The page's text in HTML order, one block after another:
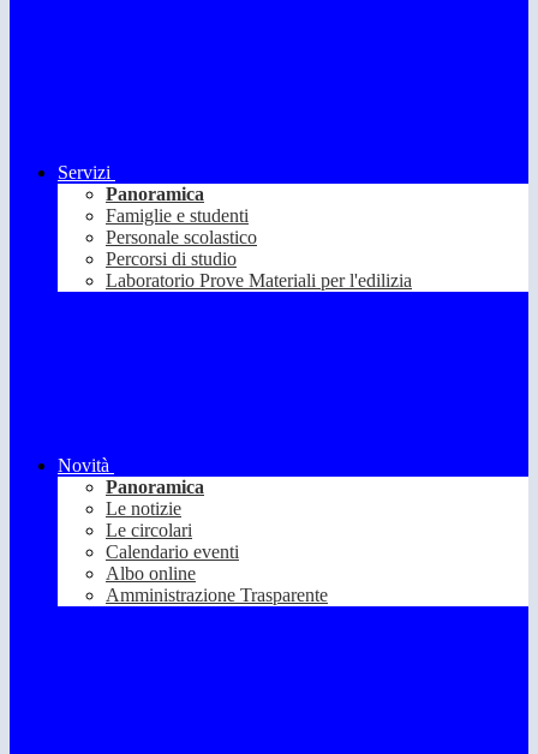
Servizi
Panoramica
Famiglie e studenti
Personale scolastico
Percorsi di studio
Laboratorio Prove Materiali per l'edilizia
Novità
Panoramica
Le notizie
Le circolari
Calendario eventi
Albo online
Amministrazione Trasparente